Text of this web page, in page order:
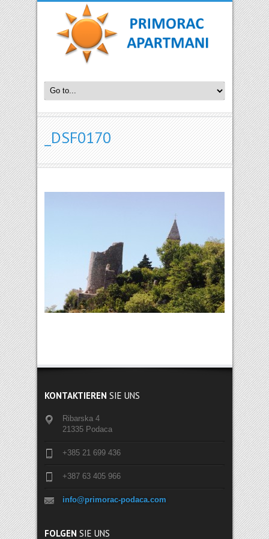
_DSF0170
KONTAKTIEREN SIE UNS
Ribarska 4
21335 Podaca
+385 21 699 436
+387 63 405 966
info@primorac-podaca.com
FOLGEN SIE UNS